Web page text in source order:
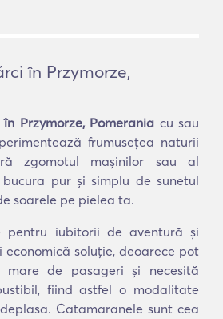
în Przymorze,
Przymorze, Pomerania cu sau
frumusețea naturii
zgomotul mașinilor sau al
pur și simplu de sunetul
soarele pe pielea ta.
pentru iubitorii de aventură și
soluție, deoarece pot
mare de pasageri și necesită
fiind astfel o modalitate
Catamaranele sunt cea